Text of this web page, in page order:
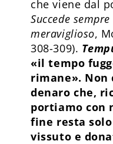
che viene dal
Succede
meraviglioso,
308-309).
«il tempo
rimane». Non
denaro che,
portiamo con
fine resta
vissuto e